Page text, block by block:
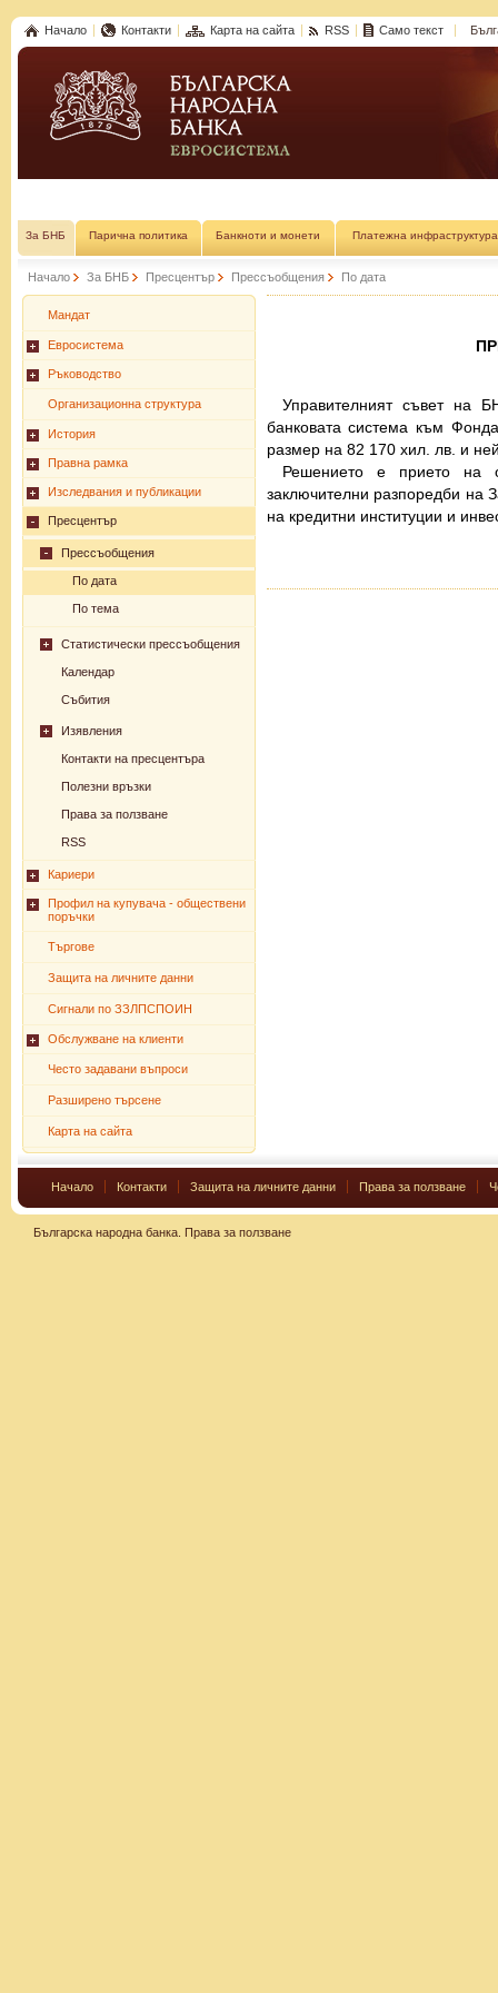
Начало Контакти Карта на сайта RSS Само текст
За БНБ Парична политика Банкноти и монети Платежна инфраструктура
Начало За БНБ Пресцентър Прессъобщения По дата
Мандат
Евросистема
Ръководство
Организационна структура
История
Правна рамка
Изследвания и публикации
Пресцентър
Прессъобщения
По дата
По тема
Статистически прессъобщения
Календар
Събития
Изявления
Контакти на пресцентъра
Полезни връзки
Права за ползване
RSS
Кариери
Профил на купувача - обществени
поръчки
Търгове
Защита на личните данни
Сигнали по ЗЗЛПСПОИН
Обслужване на клиенти
Често задавани въпроси
Разширено търсене
Карта на сайта
Управителният съвет на
банковата система към
размер на 82 170 хил. лв. и
Решението е прието на
заключителни разпоредби на
на кредитни институции и
Начало Контакти Защита на личните данни Права за ползване
Българска народна банка. Права за ползване